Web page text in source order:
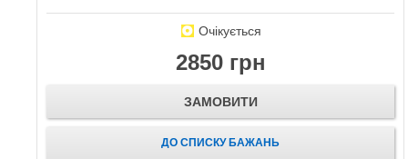
Очікується
2850 грн
ЗАМОВИТИ
ДО СПИСКУ БАЖАНЬ